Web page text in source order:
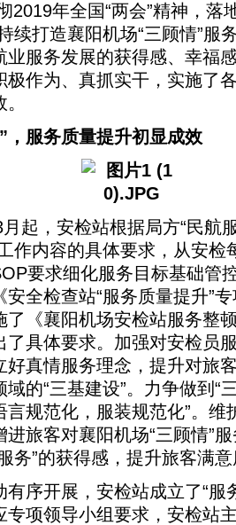
年全国“两会”精神，落
续打造襄阳机场“三顾情”服
业服务发展的获得感、幸福
极作为、真抓实干，实施了
，服务质量提升初显成效
，安检站根据局方“民航
作内容的具体要求，从安检
要求细化服务目标基础管
安全检查站“服务质量提升”
了《襄阳机场安检站服务整
了具体要求。加强对安检员
好真情服务理念，提升对旅
的“三基建设”。力争做到“
言规范化，服装规范化”。维
进旅客对襄阳机场“三顾情”
务”的获得感，提升旅客满
开展，安检站成立了“服
专项领导小组要求，安检站